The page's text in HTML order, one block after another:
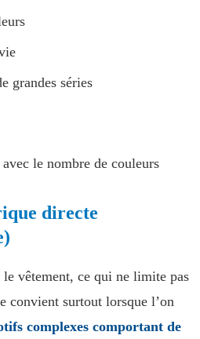
grandes séries
le nombre de couleurs
directe
le vêtement, ce qui ne limite pas
convient surtout lorsque l’on
complexes comportant de